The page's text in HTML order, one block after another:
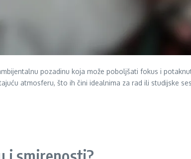
pozadinu koja može poboljšati fokus i
atmosferu, što ih čini idealnima za rad ili studijske